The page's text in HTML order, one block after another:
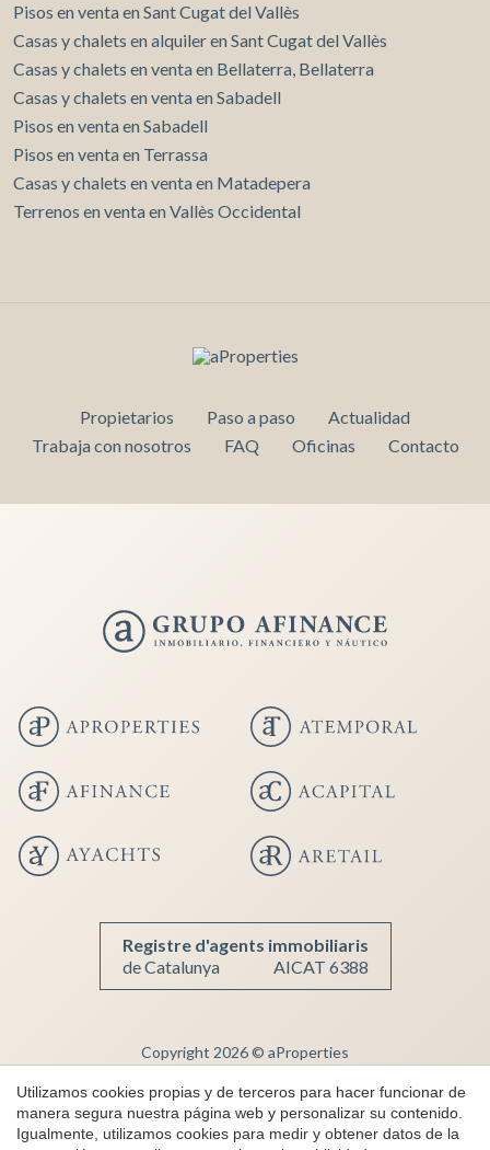
Pisos en venta en Sant Cugat del Vallès
Casas y chalets en alquiler en Sant Cugat del Vallès
Casas y chalets en venta en Bellaterra, Bellaterra
Casas y chalets en venta en Sabadell
Pisos en venta en Sabadell
Pisos en venta en Terrassa
Casas y chalets en venta en Matadepera
Terrenos en venta en Vallès Occidental
Propietarios Paso a paso
Actualidad
Trabaja con nosotros
FAQ Oficinas Contacto
Registre d'agents immobiliaris
de Catalunya
AICAT 6388
Copyright 2026 © aProperties
Inmobiliaria de lujo
AICAT 6388
Utilizamos cookies propias y de terceros para hacer funcionar de
manera segura nuestra página web y personalizar su contenido.
Igualmente, utilizamos cookies para medir y obtener datos de la
Guardar configuración Aceptar todas